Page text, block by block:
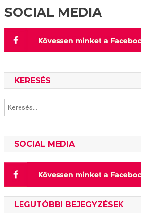
SOCIAL MEDIA
KERESÉS
SOCIAL MEDIA
LEGUTÓBBI BEJEGYZÉSEK